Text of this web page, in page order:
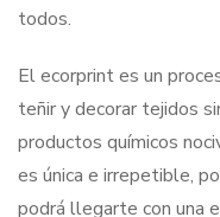
todos.
El ecorprint es un
teñir y decorar tejidos
productos químicos
es única e irrepetible,
podrá llegarte con una